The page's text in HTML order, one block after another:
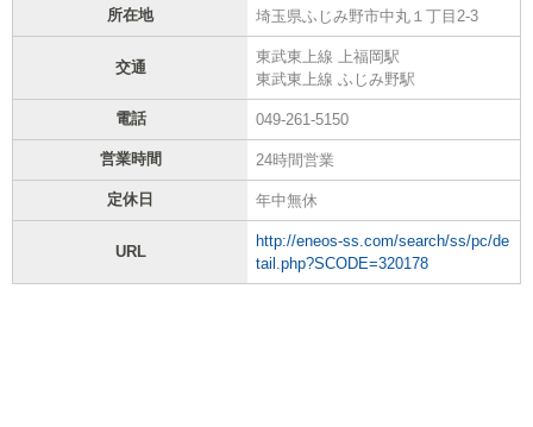
所在地 埼玉県ふじみ野市中丸１丁目2-3
交通
東武東上線 上福岡駅
東武東上線 ふじみ野駅
電話 049-261-5150
営業時間 24時間営業
定休日 年中無休
URL
http://eneos-ss.com/search/ss/pc/de
tail.php?SCODE=320178